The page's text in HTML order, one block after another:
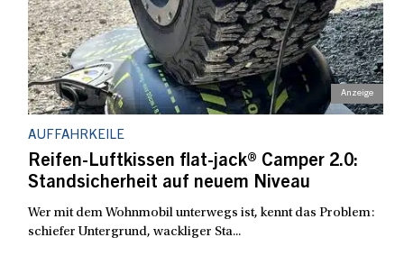
AUFFAHRKEILE
Reifen-Luftkissen flat-jack® Camper 2.0:
Standsicherheit auf neuem Niveau
Wer mit dem Wohnmobil unterwegs ist, kennt das Problem:
schiefer Untergrund, wackliger Sta...